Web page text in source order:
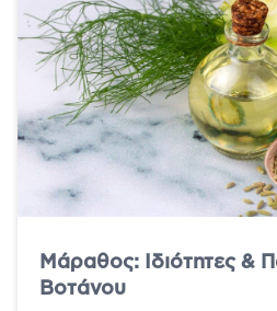
Μάραθος: Ιδιότητες &
Βοτάνου